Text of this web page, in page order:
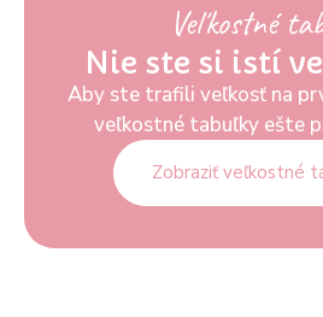
Veľkostné
Nie ste si istí
Aby ste trafili veľkosť na
veľkostné tabuľky ešte
Zobraziť veľkostné